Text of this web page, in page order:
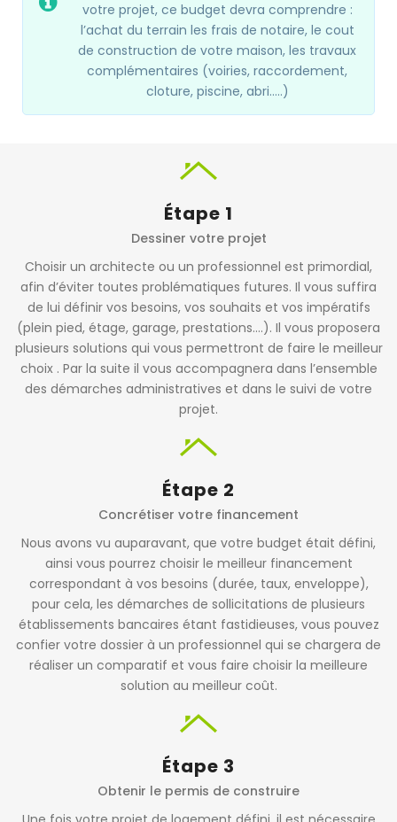
votre projet, ce budget devra comprendre :
l’achat du terrain les frais de notaire, le cout
de construction de votre maison, les travaux
complémentaires (voiries, raccordement,
cloture, piscine, abri…..)
Étape 1
Dessiner votre projet
Choisir un architecte ou un professionnel est primordial,
afin d’éviter toutes problématiques futures. Il vous suffira
de lui définir vos besoins, vos souhaits et vos impératifs
(plein pied, étage, garage, prestations….). Il vous proposera
plusieurs solutions qui vous permettront de faire le meilleur
choix . Par la suite il vous accompagnera dans l’ensemble
des démarches administratives et dans le suivi de votre
projet.
Étape 2
Concrétiser votre financement
Nous avons vu auparavant, que votre budget était défini,
ainsi vous pourrez choisir le meilleur financement
correspondant à vos besoins (durée, taux, enveloppe),
pour cela, les démarches de sollicitations de plusieurs
établissements bancaires étant fastidieuses, vous pouvez
confier votre dossier à un professionnel qui se chargera de
réaliser un comparatif et vous faire choisir la meilleure
solution au meilleur coût.
Étape 3
Obtenir le permis de construire